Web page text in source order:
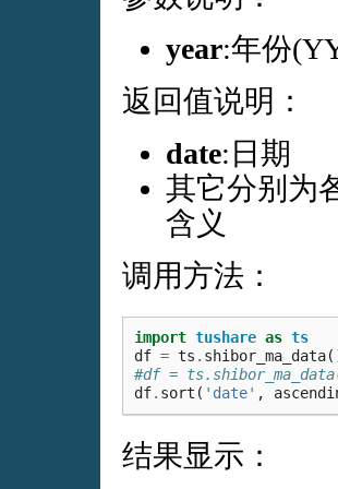
year:年份
返回值说明：
date:日期
其它分别为
含义
调用方法：
import tushare as ts
df = ts . shibor_ma_data
#df =
df. sort ( 'date' ,
结果显示：